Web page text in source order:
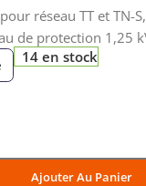
réseau TT et TN-
de protection 1,25
14 en stock
Ajouter Au Panier